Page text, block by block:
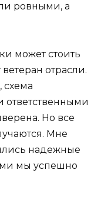
ровными, а
может стоить
отрасли.
схема
Но все
Мне
надежные
мы успешно